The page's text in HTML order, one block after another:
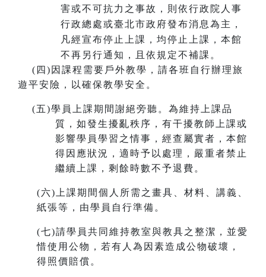
害或不可抗力之事故，則依行政院人事
行政總處或臺北市政府發布消息為主，
凡經宣布停止上課，均停止上課，本館
不再另行通知，且依規定不補課。
( 四)因課程需要戶外教學，請各班自行辦理旅
遊平安險，以確保教學安全。
(五)學員上課期間謝絕旁聽。為維持上課品
質，如發生擾亂秩序，有干擾教師上課或
影響學員學習之情事，經查屬實者，本館
得因應狀況，適時予以處理，嚴重者禁止
繼續上課，剩餘時數不予退費。
(六)上課期間個人所需之畫具、材料、講義、
紙張等，由學員自行準備。
(七)請學員共同維持教室與教具之整潔，並愛
惜使用公物，若有人為因素造成公物破壞，
得照價賠償。